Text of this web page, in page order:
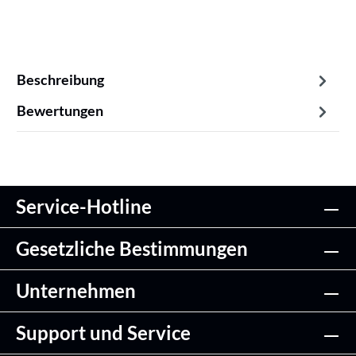
Beschreibung
Bewertungen
Service-Hotline
Gesetzliche Bestimmungen
Unternehmen
Support und Service